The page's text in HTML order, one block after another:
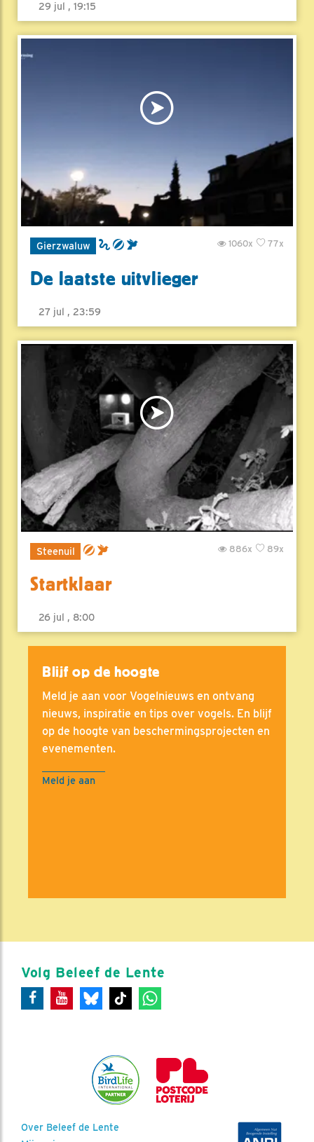
29 jul , 19:15
Gierzwaluw 77x
1060x
De laatste uitvlieger
27 jul , 23:59
Steenuil 89x
886x
Startklaar
26 jul , 8:00
Blijf op de hoogte
Meld je aan voor Vogelnieuws en ontvang
nieuws, inspiratie en tips over vogels. En blijf
op de hoogte van beschermingsprojecten en
evenementen.
Meld je aan
Volg Beleef de Lente
Over Beleef de Lente